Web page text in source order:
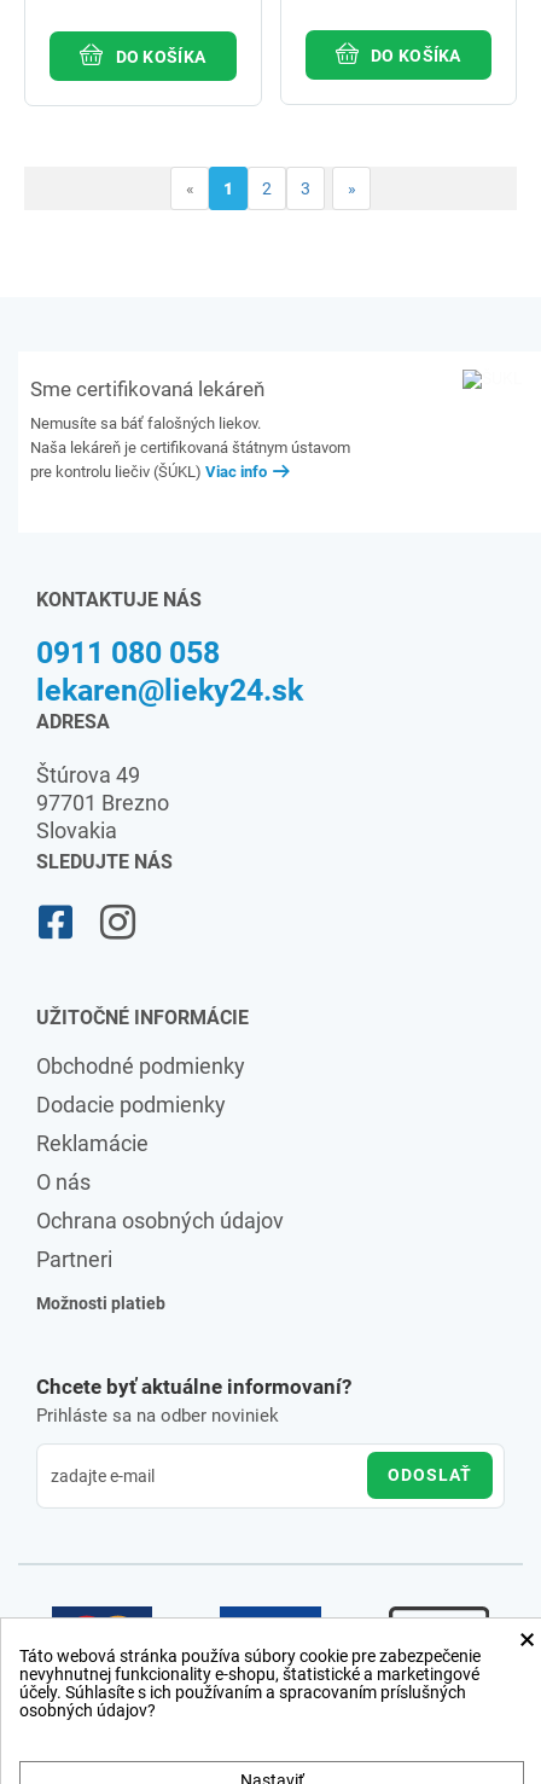
DO KOŠÍKA DO KOŠÍKA
« 1 2 3 »
Sme certifikovaná lekáreň
Nemusíte sa báť falošných liekov.
Naša lekáreň je certifikovaná štátnym ústavom
pre kontrolu liečiv (ŠÚKL) Viac info
KONTAKTUJE NÁS
0911 080 058
lekaren@lieky24.sk
ADRESA
Štúrova 49
97701 Brezno
Slovakia
SLEDUJTE NÁS
UŽITOČNÉ INFORMÁCIE
Obchodné podmienky
Dodacie podmienky
Reklamácie
O nás
Ochrana osobných údajov
Partneri
Možnosti platieb
Chcete byť aktuálne informovaní?
Prihláste sa na odber noviniek
ODOSLAŤ
×
Táto webová stránka používa súbory cookie pre zabezpečenie
nevyhnutnej funkcionality e-shopu, štatistické a marketingové
účely. Súhlasíte s ich používaním a spracovaním príslušných
osobných údajov?